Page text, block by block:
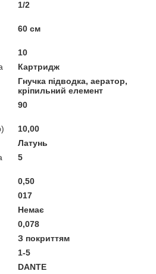
1/2
60 см
10
Картридж
Гнучка підводка, аератор,
кріпильний елемент
90
10,00
Латунь
5
0,50
017
Немає
0,078
З покриттям
1-5
DANTE